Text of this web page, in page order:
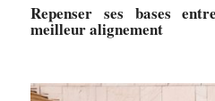
Repenser ses bases
meilleur alignement